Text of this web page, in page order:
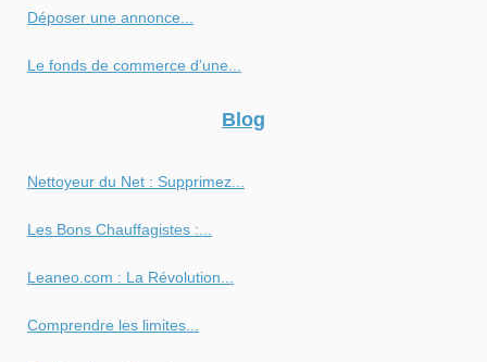
Déposer une annonce...
Le fonds de commerce d'une...
Blog
Nettoyeur du Net : Supprimez...
Les Bons Chauffagistes :...
Leaneo.com : La Révolution...
Comprendre les limites...